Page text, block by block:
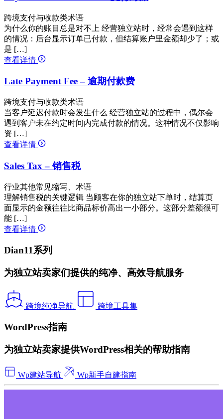
跨境支付与收款类术语
为什么你的账目总是对不上 经营独立站时，经常会遇到这样
的情况：后台显示订单已付款，但结算账户里金额却少了；或
是 […]
查看详情
Late Payment Fee – 逾期付款费
跨境支付与收款类术语
当客户延迟付款时会发生什么 经营独立站的过程中，偶尔会
遇到客户未在约定时间内完成付款的情况。这种情况不仅影响
资 […]
查看详情
Sales Tax – 销售税
行业其他常见缩写、术语
理解销售税的关键逻辑 当顾客在你的独立站下单时，结算页
面显示的金额往往比商品标价高出一小部分。这部分差额很可
能 […]
查看详情
Dian11系列
为独立站卖家们提供的纯净、高效导航服务
跨境纯净导航 跨境工具集
WordPress指南
为独立站卖家提供WordPress相关的帮助指南
Wp建站导航 Wp新手自建指南